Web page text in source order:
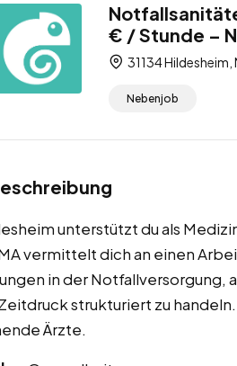
€ / Stunde –
31134
Nebenjob
unterstützt du als
vermittelt dich an einen
in der Notfallversorgung,
strukturiert zu
Ärzte.